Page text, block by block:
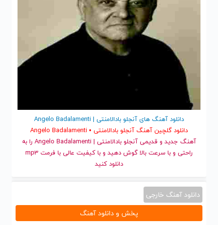
دانلود آهنگ های آنجلو بادالامنتی | Angelo Badalamenti
دانلود گلچین آهنگ آنجلو بادالامنتی • Angelo Badalamenti
آهنگ جدید
و قدیمی آنجلو بادالامنتی | Angelo Badalamenti را به
راحتی و با سرعت بالا گوش دهید و با کیفیت عالی با فرمت mp3
دانلود کنید
دانلود آهنگ خارجی
پخش و دانلود آهنگ